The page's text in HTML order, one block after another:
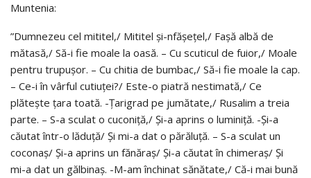
Muntenia:
”Dumnezeu cel mititel,/ Mititel şi-nfăşeţel,/ Faşă albă de
mătasă,/ Să-i fie moale la oasă. – Cu scuticul de fuior,/ Moale
pentru trupuşor. – Cu chitia de bumbac,/ Să-i fie moale la cap.
– Ce-i în vârful cutiuţei?/ Este-o piatră nestimată,/ Ce
plăteşte ţara toată. -Ţarigrad pe jumătate,/ Rusalim a treia
parte. – S-a sculat o cuconiţă,/ Şi-a aprins o luminiţă. -Şi-a
căutat într-o lăduţă/ Şi mi-a dat o părăluţă. – S-a sculat un
coconaş/ Şi-a aprins un fănăraş/ Şi-a căutat în chimeraş/ Şi
mi-a dat un gălbinaş. -M-am închinat sănătate,/ Că-i mai bună